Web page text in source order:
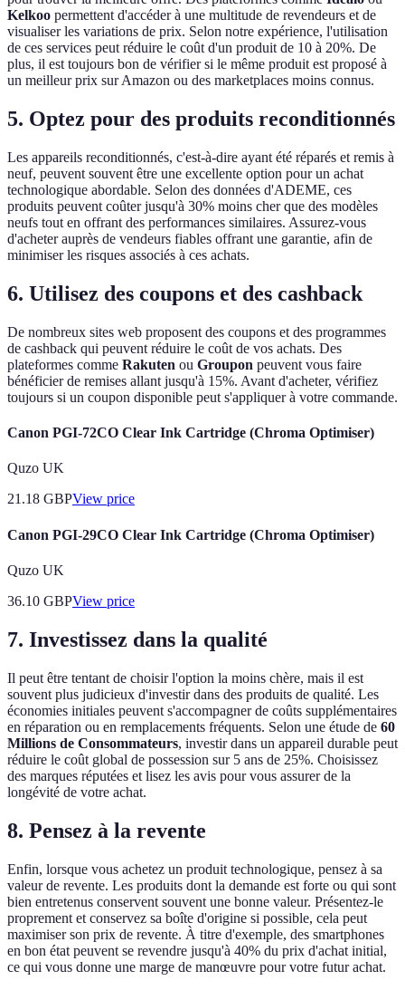
Kelkoo permettent d'accéder à une multitude de revendeurs et de
visualiser les variations de prix. Selon notre expérience, l'utilisation
de ces services peut réduire le coût d'un produit de 10 à 20%. De
plus, il est toujours bon de vérifier si le même produit est proposé à
un meilleur prix sur Amazon ou des marketplaces moins connus.
5. Optez pour des produits reconditionnés
Les appareils reconditionnés, c'est-à-dire ayant été réparés et remis à
neuf, peuvent souvent être une excellente option pour un achat
technologique abordable. Selon des données d'ADEME, ces
produits peuvent coûter jusqu'à 30% moins cher que des modèles
neufs tout en offrant des performances similaires. Assurez-vous
d'acheter auprès de vendeurs fiables offrant une garantie, afin de
minimiser les risques associés à ces achats.
6. Utilisez des coupons et des cashback
De nombreux sites web proposent des coupons et des programmes
de cashback qui peuvent réduire le coût de vos achats. Des
plateformes comme Rakuten ou Groupon peuvent vous faire
bénéficier de remises allant jusqu'à 15%. Avant d'acheter, vérifiez
toujours si un coupon disponible peut s'appliquer à votre commande.
Canon PGI-72CO Clear Ink Cartridge (Chroma Optimiser)
Quzo UK
21.18 GBPView price
Canon PGI-29CO Clear Ink Cartridge (Chroma Optimiser)
Quzo UK
36.10 GBPView price
7. Investissez dans la qualité
Il peut être tentant de choisir l'option la moins chère, mais il est
souvent plus judicieux d'investir dans des produits de qualité. Les
économies initiales peuvent s'accompagner de coûts supplémentaires
en réparation ou en remplacements fréquents. Selon une étude de 60
Millions de Consommateurs, investir dans un appareil durable peut
réduire le coût global de possession sur 5 ans de 25%. Choisissez
des marques réputées et lisez les avis pour vous assurer de la
longévité de votre achat.
8. Pensez à la revente
Enfin, lorsque vous achetez un produit technologique, pensez à sa
valeur de revente. Les produits dont la demande est forte ou qui sont
bien entretenus conservent souvent une bonne valeur. Présentez-le
proprement et conservez sa boîte d'origine si possible, cela peut
maximiser son prix de revente. À titre d'exemple, des smartphones
en bon état peuvent se revendre jusqu'à 40% du prix d'achat initial,
ce qui vous donne une marge de manœuvre pour votre futur achat.